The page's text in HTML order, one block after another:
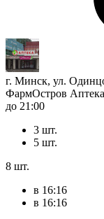
г. Минск, ул.
ФармОстров
до 21:00
3 шт.
5 шт.
8 шт.
в 16:16
в 16:16